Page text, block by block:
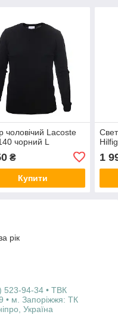
чоловічий Lacoste
чорний L
₴
Купити
1
рік
523-94-34 • ТВК
• м. Запоріжжя: ТК
Україна